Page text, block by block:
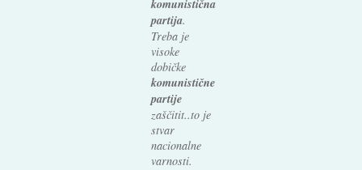
komunistična
partija.
Treba je
visoke
dobičke
komunistične
partije
zaščitit..to je
stvar
nacionalne
varnosti.